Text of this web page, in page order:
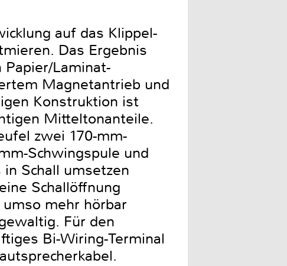
auf das Klippel-
Das Ergebnis
Laminat-
Magnetantrieb und
Konstruktion ist
Mitteltonanteile.
zwei 170-mm-
Schwingspule und
Schall umsetzen
Schallöffnung
mehr hörbar
Für den
Bi-Wiring-Terminal